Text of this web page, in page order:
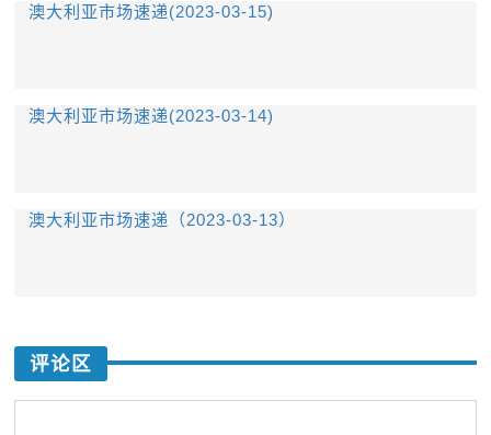
澳大利亚市场速递(2023-03-15)
澳大利亚市场速递(2023-03-14)
澳大利亚市场速递（2023-03-13）
评论区